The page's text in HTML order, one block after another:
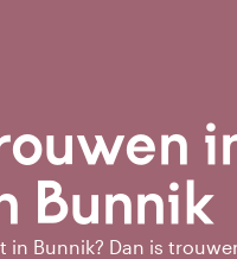
Bunnik
Bunnik? Dan is